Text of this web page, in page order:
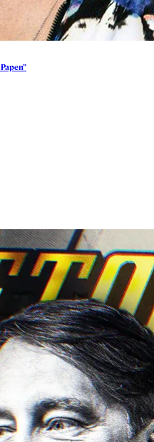
Papen”